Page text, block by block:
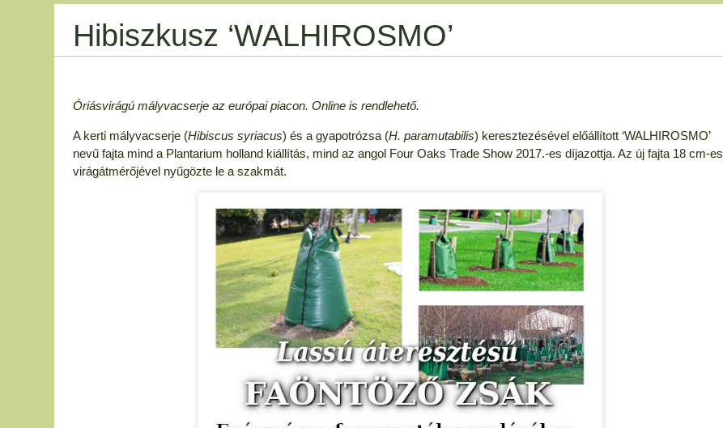
Hibiszkusz ‘WALHIROSMO’
Óriásvirágú mályvacserje az európai piacon. Online is rendlehető.
A kerti mályvacserje (Hibiscus syriacus) és a gyapotrózsa (H. paramutabilis) keresztezésével előállított ‘WALHIROSMO’
nevű fajta mind a Plantarium holland kiállítás, mind az angol Four Oaks Trade Show 2017.-es díjazottja. Az új fajta 18 cm-es
virágátmérőjével nyűgözte le a szakmát.